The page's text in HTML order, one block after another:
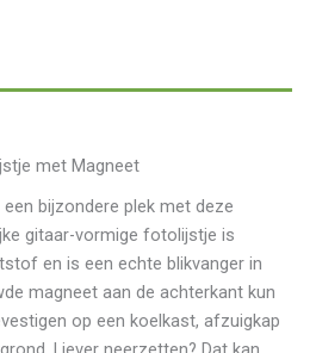
met Magneet
bijzondere plek met deze
gitaar-vormige fotolijstje is
en is een echte blikvanger in
magneet aan de achterkant kun
op een koelkast, afzuigkap